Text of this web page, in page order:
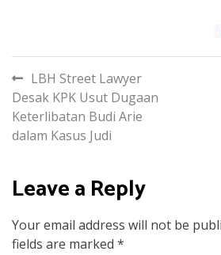
P
o
s
t
n
a
LBH Street Lawyer
Desak KPK Usut Dugaan
Keterlibatan Budi Arie
dalam Kasus Judi
Leave a Reply
Your email address will not be
fields are marked *